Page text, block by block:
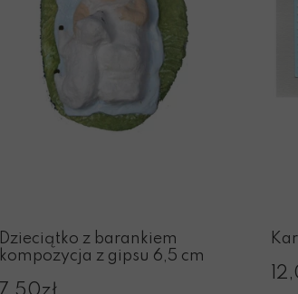
Dzieciątko z barankiem
kompozycja z gipsu 6,5 cm